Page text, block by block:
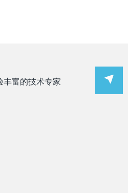
丰富的技术专家